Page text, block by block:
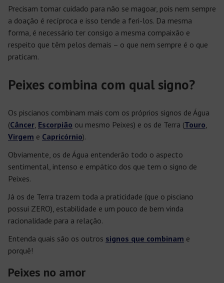
Precisam tomar cuidado para não se magoar, pois nem sempre
a doação é recíproca e isso tende a feri-los. Da mesma
forma, é necessário ter consigo a mesma compaixão e
respeito que têm pelos demais – o que nem sempre é o que
praticam.
Peixes combina com qual signo?
Os piscianos combinam mais com os próprios signos de Água
(Câncer, Escorpião ou mesmo Peixes) e os de Terra (Touro,
Virgem e Capricórnio).
Obviamente, os de Água entenderão todo o aspecto
sentimental, intenso e empático dos que tem o signo de
Peixes.
Já os de Terra trazem toda a praticidade (que o pisciano
possui ZERO), estabilidade e um pouco de bem vinda
racionalidade para a relação.
Entenda quais são os outros signos que combinam e
porquê!
Peixes no amor